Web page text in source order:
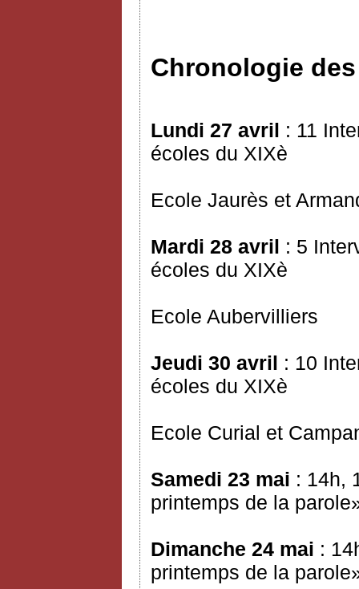
Chronologie
Lundi 27 avril : 11
écoles du XIXè
Ecole Jaurès et
Mardi 28 avril : 5
écoles du XIXè
Ecole Aubervilliers
Jeudi 30 avril : 10
écoles du XIXè
Ecole Curial et
Samedi 23 mai : 14h,
printemps de la
Dimanche 24 mai :
printemps de la